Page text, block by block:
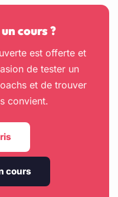
cours ?
est offerte et
de tester un
et de trouver
convient.
cours